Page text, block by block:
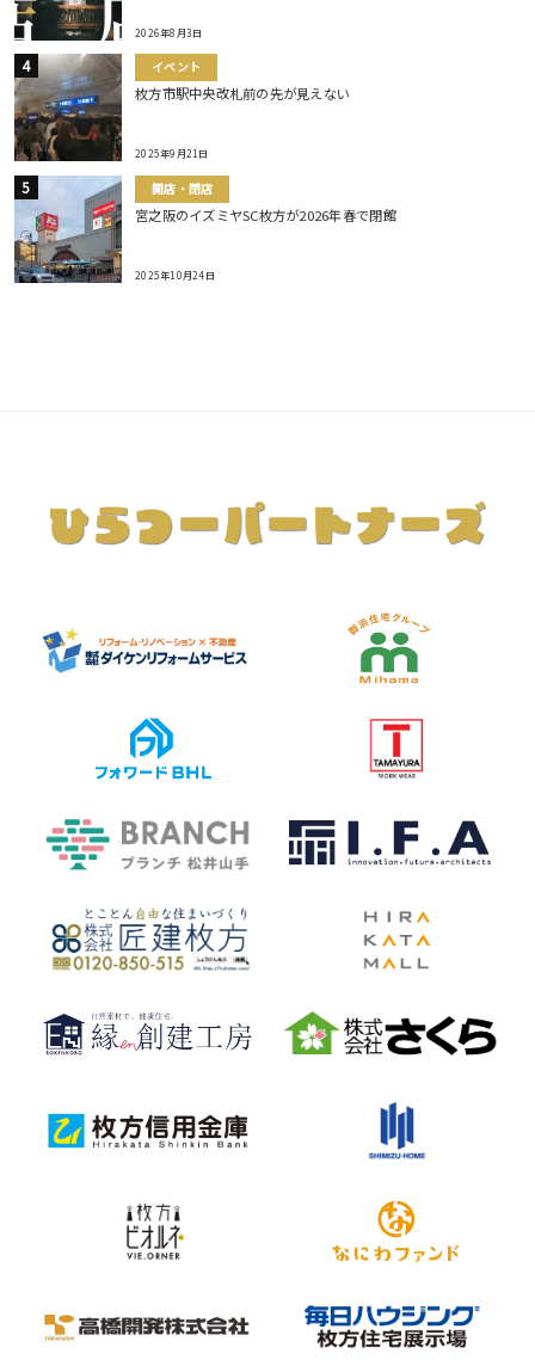
2026年8月3日
イベント
枚方市駅中央改札前の先が見えない
2025年9月21日
開店・閉店
宮之阪のイズミヤSC枚方が2026年春で閉館
2025年10月24日